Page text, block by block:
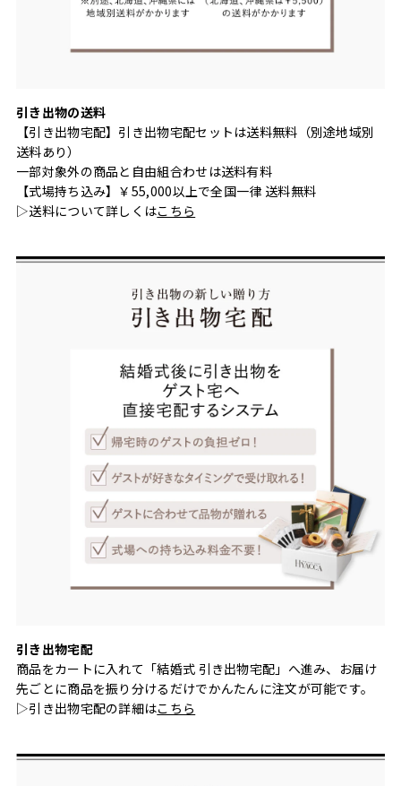
引き出物の送料
【引き出物宅配】引き出物宅配セットは送料無料（別途地域別
送料あり）
一部対象外の商品と自由組合わせは送料有料
【式場持ち込み】￥55,000以上で全国一律 送料無料
▷送料について詳しくはこちら
引き出物宅配
商品をカートに入れて「結婚式 引き出物宅配」へ進み、お届け
先ごとに商品を振り分けるだけでかんたんに注文が可能です。
▷引き出物宅配の詳細はこちら